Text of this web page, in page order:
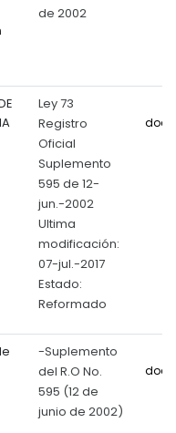
de 2002
Ley 73
Registro
Oficial
Suplemento
595 de 12-
jun.-2002
Ultima
modificación:
07-jul.-2017
Estado:
Reformado
-Suplemento
del R.O No.
595 (12 de
junio de 2002)